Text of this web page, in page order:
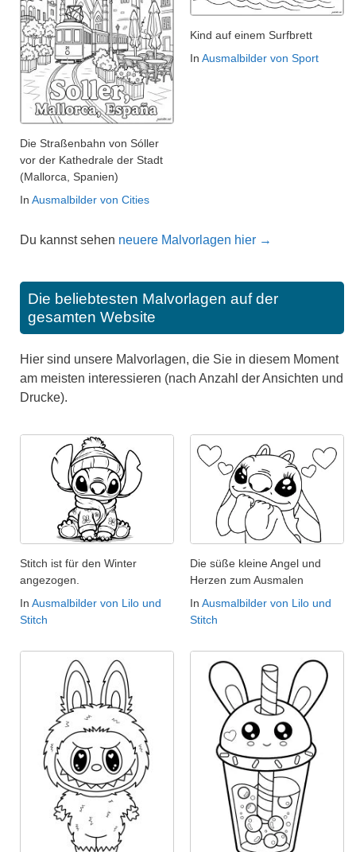
Die Straßenbahn von Sóller
vor der Kathedrale der Stadt
(Mallorca, Spanien)
In Ausmalbilder von Cities
Kind auf einem Surfbrett
In Ausmalbilder von Sport
Du kannst sehen neuere Malvorlagen hier →
Die beliebtesten Malvorlagen auf der
gesamten Website
Hier sind unsere Malvorlagen, die Sie in diesem Moment
am meisten interessieren (nach Anzahl der Ansichten und
Drucke).
Stitch ist für den Winter
angezogen.
In Ausmalbilder von Lilo und
Stitch
Die süße kleine Angel und
Herzen zum Ausmalen
In Ausmalbilder von Lilo und
Stitch